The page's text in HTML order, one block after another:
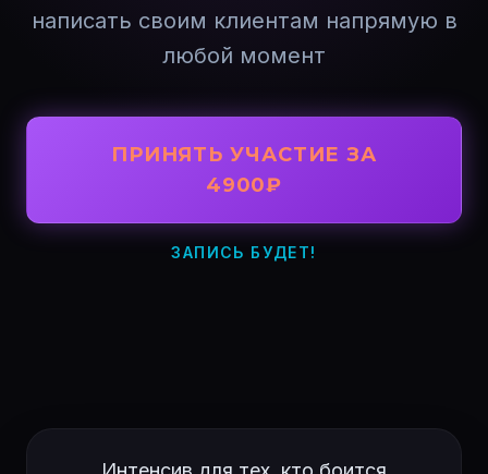
написать своим клиентам напрямую в
любой момент
ПРИНЯТЬ УЧАСТИЕ ЗА
4900₽
ЗАПИСЬ БУДЕТ!